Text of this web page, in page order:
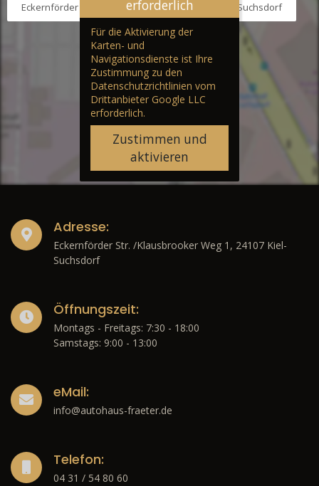
Eckernförder Str. /Klausbrooker Weg 1, 24107 Kiel-Suchsdorf
erforderlich
Für die Aktivierung der
Karten- und
Navigationsdienste ist Ihre
Zustimmung zu den
Datenschutzrichtlinien vom
Drittanbieter Google LLC
erforderlich.
Zustimmen und
aktivieren
Adresse:
Eckernförder Str. /Klausbrooker Weg 1, 24107 Kiel-
Suchsdorf
Öffnungszeit:
Montags - Freitags: 7:30 - 18:00
Samstags: 9:00 - 13:00
eMail:
info@autohaus-fraeter.de
Telefon:
04 31 / 54 80 60